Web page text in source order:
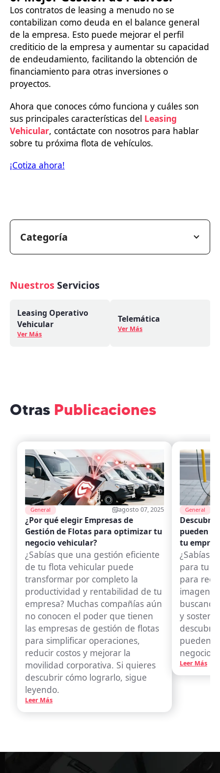
Los contratos de leasing a menudo no se
contabilizan como deuda en el balance general
de la empresa. Esto puede mejorar el perfil
crediticio de la empresa y aumentar su capacidad
de endeudamiento, facilitando la obtención de
financiamiento para otras inversiones o
proyectos.
Ahora que conoces cómo funciona y cuáles son
sus principales características del Leasing
Vehicular, contáctate con nosotros para hablar
sobre tu próxima flota de vehículos.
¡Cotiza ahora!
Categoría
Nuestros Servicios
Leasing Operativo
Vehicular
Ver Más
Telemática
Ver Más
Otras Publicaciones
General agosto 07, 2025
¿Por qué elegir Empresas de
Gestión de Flotas para optimizar tu
negocio vehicular?
¿Sabías que una gestión eficiente
de tu flota vehicular puede
transformar por completo la
productividad y rentabilidad de tu
empresa? Muchas compañías aún
no conocen el poder que tienen
las empresas de gestión de flotas
para simplificar operaciones,
reducir costos y mejorar la
movilidad corporativa. Si quieres
descubrir cómo lograrlo, sigue
leyendo.
Leer Más
General
Descubre
pueden
tu
¿Sabías
para tu
para
imagen
y
descubrir
pueden
negocio.
Leer Más